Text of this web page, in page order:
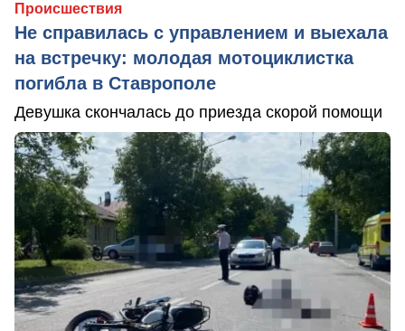
Происшествия
Не справилась с управлением и выехала
на встречку: молодая мотоциклистка
погибла в Ставрополе
Девушка скончалась до приезда скорой помощи